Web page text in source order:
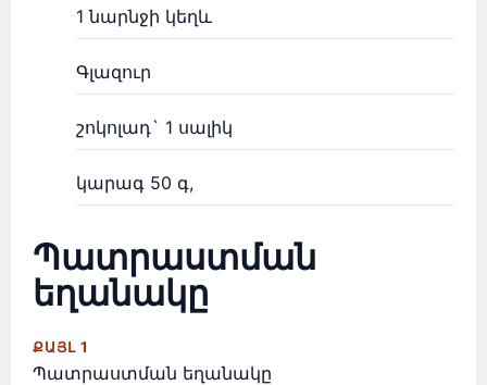
1 նարնջի կեղև
Գլազուր
շոկոլադ` 1 սալիկ
կարագ 50 գ,
Պատրաստման
եղանակը
ՔԱՅԼ 1
Պատրաստման եղանակը